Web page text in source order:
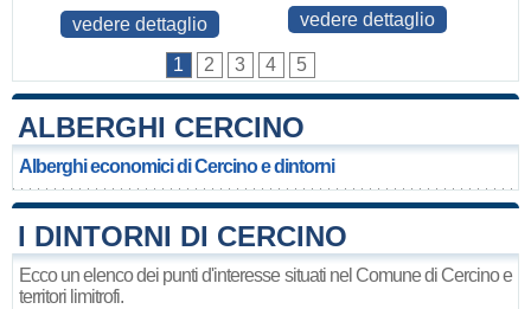
vedere dettaglio
vedere dettaglio
1 2 3 4 5
ALBERGHI CERCINO
Alberghi economici di Cercino e dintorni
I DINTORNI DI CERCINO
Ecco un elenco dei punti d'interesse situati nel Comune di Cercino e
territori limitrofi.